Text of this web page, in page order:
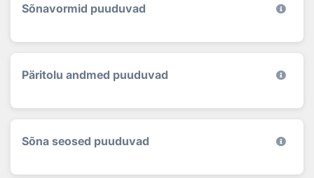
Sõnavormid puuduvad
Päritolu andmed puuduvad
Sõna seosed puuduvad